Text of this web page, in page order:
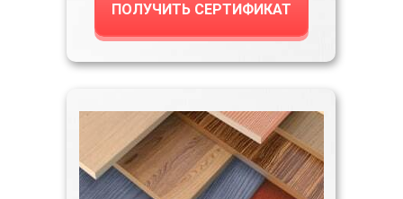
ПОЛУЧИТЬ СЕРТИФИКАТ